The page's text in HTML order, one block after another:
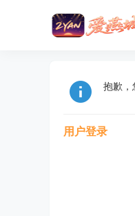
抱歉，
用户登录